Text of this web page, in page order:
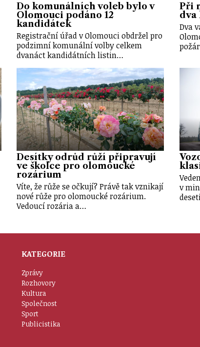
Do komunálních voleb bylo v
Olomouci podáno 12
kandidátek
Registrační úřad v Olomouci obdržel pro
podzimní komunální volby celkem
dvanáct kandidátních listin…
Při
dva
Dva
Desítky odrůd růží připravují
ve školce pro olomoucké
rozárium
Víte, že růže se očkují? Právě tak vznikají
nové růže pro olomoucké rozárium.
Vedoucí rozária a…
v
KATEGORIE
Zprávy
Rozhovory
Kultura
Společnost
Sport
Publicistika